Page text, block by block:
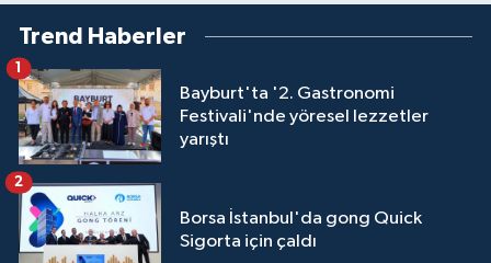
Trend Haberler
Bayburt'ta '2. Gastronomi
Festivali'nde yöresel lezzetler
yarıştı
1
Borsa İstanbul'da gong Quick
Sigorta için çaldı
2